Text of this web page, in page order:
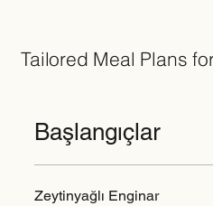
Tailored Meal Plans
Başlangıçlar
Zeytinyağlı Enginar